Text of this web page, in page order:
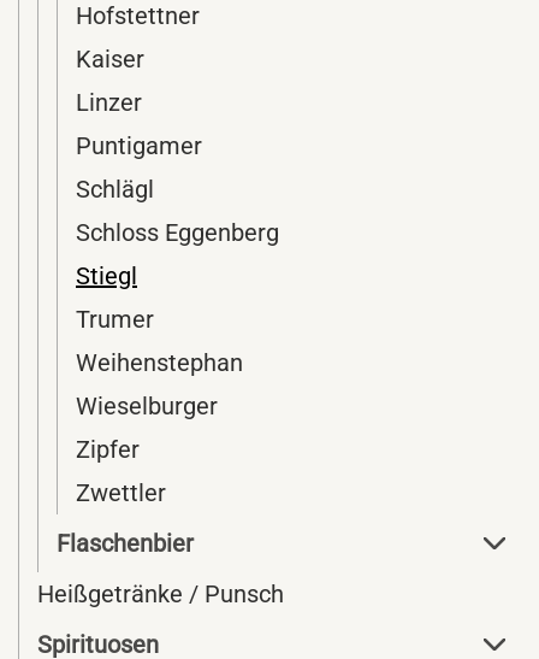
Hofstettner
Kaiser
Linzer
Puntigamer
Schlägl
Schloss Eggenberg
Stiegl
Trumer
Weihenstephan
Wieselburger
Zipfer
Zwettler
Flaschenbier
Heißgetränke / Punsch
Spirituosen